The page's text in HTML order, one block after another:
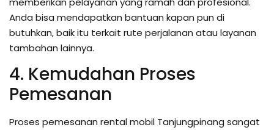
Anda bisa mendapatkan bantuan kapan pun di
butuhkan, baik itu terkait rute perjalanan atau layanan
tambahan lainnya.
4. Kemudahan Proses
Pemesanan
Proses pemesanan rental mobil Tanjungpinang sangat